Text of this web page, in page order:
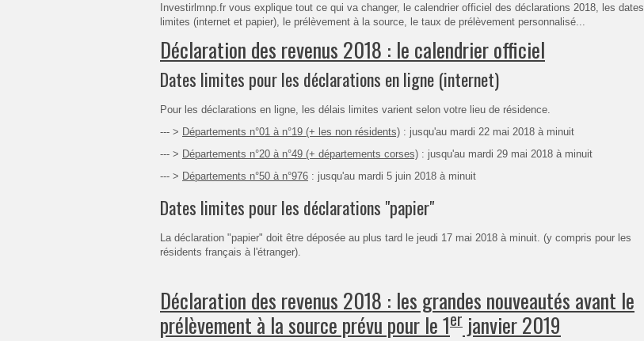
Investirlmnp.fr vous explique tout ce qui va changer, le calendrier officiel des déclarations 2018, les dates
limites (internet et papier), le prélèvement à la source, le taux de prélèvement personnalisé...
Déclaration des revenus 2018 : le calendrier officiel
Dates limites pour les déclarations en ligne (internet)
Pour les déclarations en ligne, les délais limites varient selon votre lieu de résidence.
--- > Départements n°01 à n°19 (+ les non résidents) : jusqu'au mardi 22 mai 2018 à minuit
--- > Départements n°20 à n°49 (+ départements corses) : jusqu'au mardi 29 mai 2018 à minuit
--- > Départements n°50 à n°976 : jusqu'au mardi 5 juin 2018 à minuit
Dates limites pour les déclarations "papier"
La déclaration "papier" doit être déposée au plus tard le jeudi 17 mai 2018 à minuit. (y compris pour les
résidents français à l'étranger).
Déclaration des revenus 2018 : les grandes nouveautés avant le
prélèvement à la source prévu pour le 1er janvier 2019